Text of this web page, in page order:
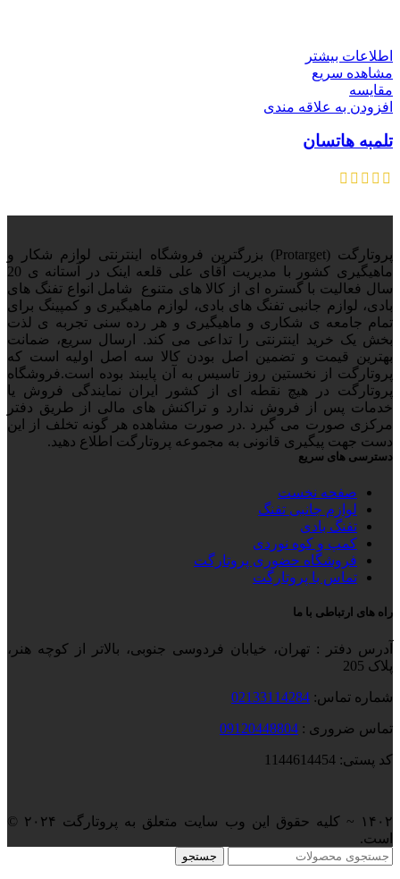
اطلاعات بیشتر
مشاهده سریع
مقایسه
افزودن به علاقه مندی
تلمبه هاتسان
پروتارگت (Protarget) بزرگترین فروشگاه اینترنتی لوازم شکار و
ماهیگیری کشور با مدیریت آقای علی قلعه اینک در آستانه ی 20
سال فعالیت با گستره ای از کالا های متنوع شامل انواع تفنگ های
بادی، لوازم جانبی تفنگ های بادی، لوازم ماهیگیری و کمپینگ برای
تمام جامعه ی شکاری و ماهیگیری و هر رده سنی تجربه ی لذت
بخش یک خرید اینترنتی را تداعی می کند. ارسال سریع، ضمانت
بهترین قیمت و تضمین اصل بودن کالا سه اصل اولیه است که
پروتارگت از نخستین روز تاسیس به آن پایبند بوده است.فروشگاه
پروتارگت در هیچ نقطه ای از کشور ایران نمایندگی فروش یا
خدمات پس از فروش ندارد و تراکنش های مالی از طریق دفتر
مرکزی صورت می گیرد .در صورت مشاهده هر گونه تخلف از این
دست جهت پیگیری قانونی به مجموعه پروتارگت اطلاع دهید.
دسترسی های سریع
صفحه نخست
لوازم جانبی تفنگ
تفنگ بادی
کمپ و کوه نوردی
فروشگاه حضوری پروتارگت
تماس با پروتارگت
راه های ارتباطی با ما
آدرس دفتر : تهران، خیابان فردوسی جنوبی، بالاتر از کوچه هنر،
پلاک 205
شماره تماس: 02133114284
تماس ضروری : 09120448804
کد پستی: 1144614454
۱۴۰۲ ~ کلیه حقوق این وب سایت متعلق به پروتارگت ۲۰۲۴ ©️
است.
جستجو